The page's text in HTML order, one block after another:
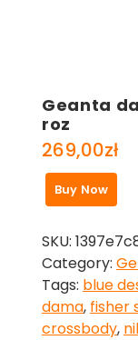
Geanta
roz
269,00zł
Buy Now
SKU:
Category:
Tags: blue
dama, fisher
crossbody,